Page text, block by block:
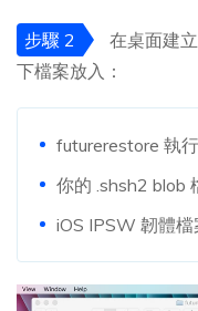
步驟 2
在桌面建
下檔案放入：
futurerestore 執
你的 .shsh2 blob
iOS IPSW 韌體檔